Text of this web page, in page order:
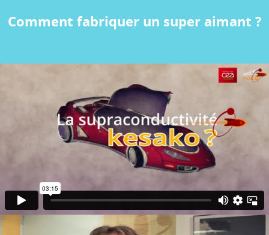
Comment fabriquer un super aimant ?